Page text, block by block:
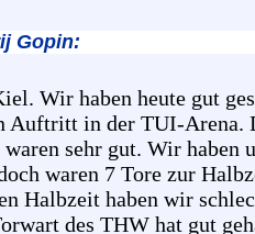
Gopin:
Wir haben heute gut
Auftritt in der TUI-Arena.
sehr gut. Wir haben
waren 7 Tore zur
Halbzeit haben wir
des THW hat gut